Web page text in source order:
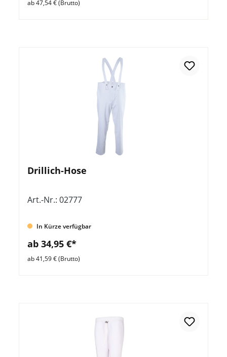
ab 47,54 € (Brutto)
Drillich-Hose
Art.-Nr.: 02777
In Kürze verfügbar
ab 34,95 €*
ab 41,59 € (Brutto)